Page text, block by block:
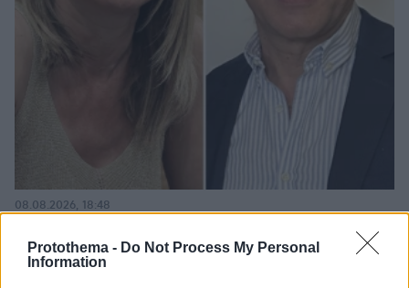
Protothema - Do Not Process My Personal
Information
επιχειρηματίας Νίκος Μπρουτζάκης: Καταγγέλλει
κλειστή κάστα, «λένε προδότες και πληρωμένους
08.08.2026, 18:48